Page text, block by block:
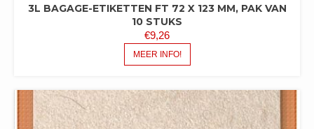
3L BAGAGE-ETIKETTEN FT 72 X 123 MM, PAK VAN
10 STUKS
€9,26
MEER INFO!